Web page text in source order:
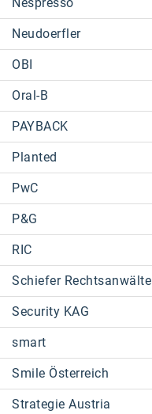
Neudoerfler
OBI
Oral-B
PAYBACK
Planted
PwC
P&G
RIC
Schiefer Rechtsanwälte
Security KAG
smart
Smile Österreich
Strategie Austria